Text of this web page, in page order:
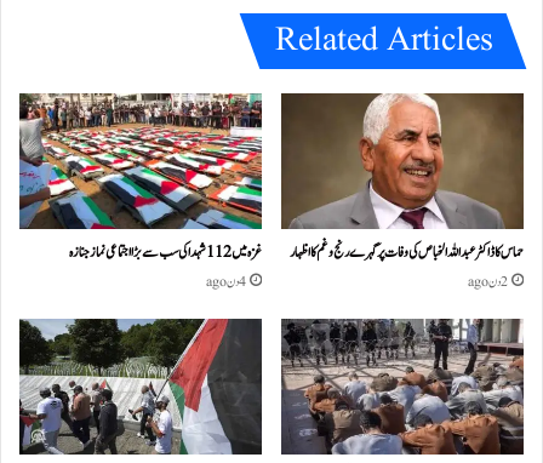
Related Articles
حماس کا ڈاکٹر عبداللہ الخباص کی وفات پر گہرے رنج وغم کااظہار
2 دن ago
غزہ میں 112 شہدا کی سب سے بڑا اجتماعی نماز جنازہ
4 دن ago